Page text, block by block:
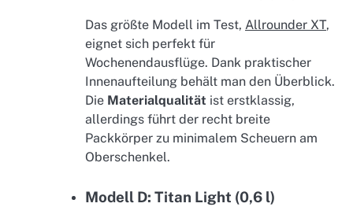
Das größte Modell im Test, Allrounder XT,
eignet sich perfekt für
Wochenendausflüge. Dank praktischer
Innenaufteilung behält man den Überblick.
Die Materialqualität ist erstklassig,
allerdings führt der recht breite
Packkörper zu minimalem Scheuern am
Oberschenkel.
Modell D: Titan Light (0,6 l)